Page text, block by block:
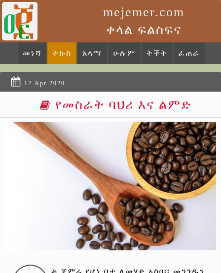
mejemer.com
ቀላል ፍልስፍና
መነሻ ትኩስ አላማ ሁሉም ትችት ፈጠራ
12 Apr 2020
የመስራት ባህሪ እና ልምድ